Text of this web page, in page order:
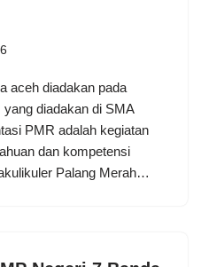
aceh diadakan pada
diadakan di SMA
PMR adalah kegiatan
dan kompetensi
Palang Merah…